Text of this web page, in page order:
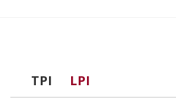
TPI LPI